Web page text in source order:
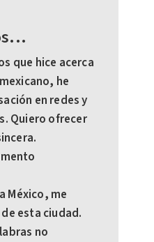
que hice acerca
he
en redes y
Quiero ofrecer
México, me
esta ciudad.
no